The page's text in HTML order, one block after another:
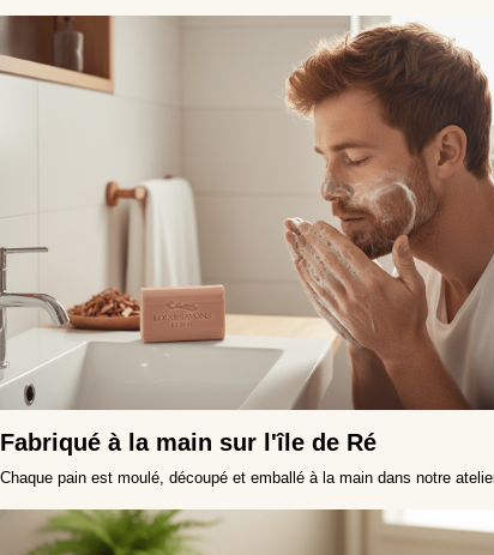
Fabriqué à la main sur l'île de Ré
Chaque pain est moulé, découpé et emballé à la main dans notre